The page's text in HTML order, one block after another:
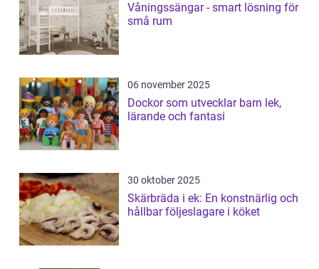
Våningssängar - smart lösning för
små rum
06 november 2025
Dockor som utvecklar barn lek,
lärande och fantasi
30 oktober 2025
Skärbräda i ek: En konstnärlig och
hållbar följeslagare i köket